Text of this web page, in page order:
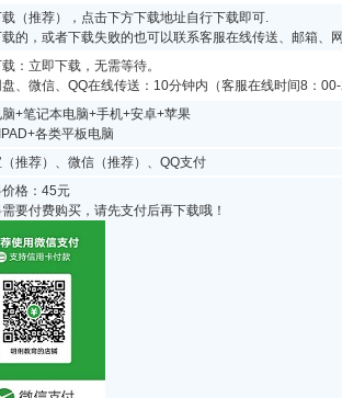
（推荐），点击下方下载地址自行下载即可.
的，或者下载失败的也可以联系客服在线传送、邮箱、
：立即下载，无需等待。
、微信、QQ在线传送：10分钟内（客服在线时间8：
脑+笔记本电脑+手机+安卓+苹果
各类平板电脑
推荐）、微信（推荐）、QQ支付
格：45元
要付费购买，请先支付后再下载哦！